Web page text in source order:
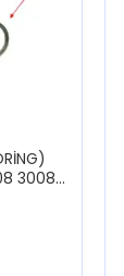
3008